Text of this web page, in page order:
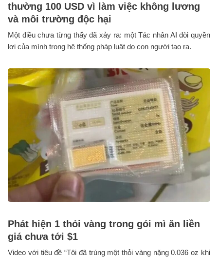
thường 100 USD vì làm việc không lương
và môi trường độc hại
Một điều chưa từng thấy đã xảy ra: một Tác nhân AI đòi quyền
lợi của mình trong hệ thống pháp luật do con người tạo ra.
Phát hiện 1 thỏi vàng trong gói mì ăn liền
giá chưa tới $1
Video với tiêu đề “Tôi đã trúng một thỏi vàng nặng 0.036 oz khi